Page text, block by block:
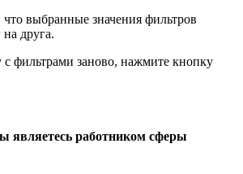
выбранные значения фильтров
друга.
с фильтрами заново, нажмите кнопку
являетесь работником сферы